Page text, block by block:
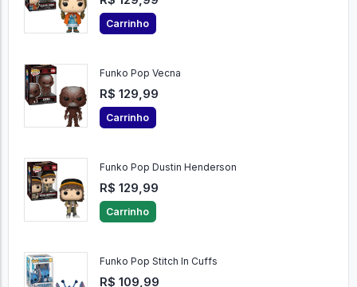
Carrinho
Funko Pop Vecna
R$ 129,99
Carrinho
Funko Pop Dustin Henderson
R$ 129,99
Carrinho
Funko Pop Stitch In Cuffs
R$ 109,99